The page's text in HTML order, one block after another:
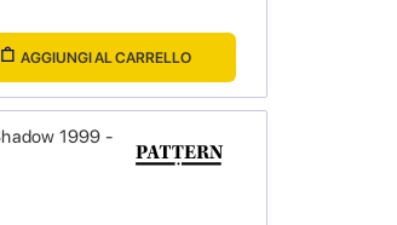
AGGIUNGI AL CARRELLO
1999 -